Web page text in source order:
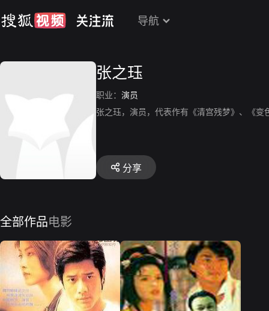
导航
张之珏
职业： 演员
张之珏，演员，代表作有《清宫残梦》、《变
分享
全部作品电影